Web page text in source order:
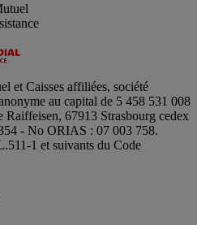
et Caisses affiliées, société
au capital de 5 458 531 008
67913 Strasbourg cedex
- No ORIAS : 07 003 758.
1 et suivants du Code